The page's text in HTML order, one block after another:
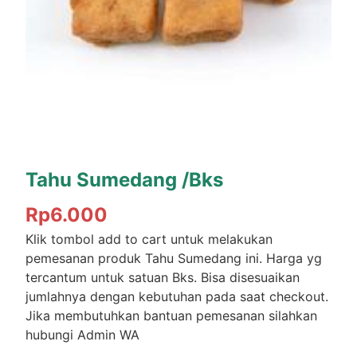
Tahu Sumedang /Bks
Rp6.000
Klik tombol add to cart untuk melakukan
pemesanan produk Tahu Sumedang ini. Harga yg
tercantum untuk satuan Bks. Bisa disesuaikan
jumlahnya dengan kebutuhan pada saat checkout.
Jika membutuhkan bantuan pemesanan silahkan
hubungi Admin WA